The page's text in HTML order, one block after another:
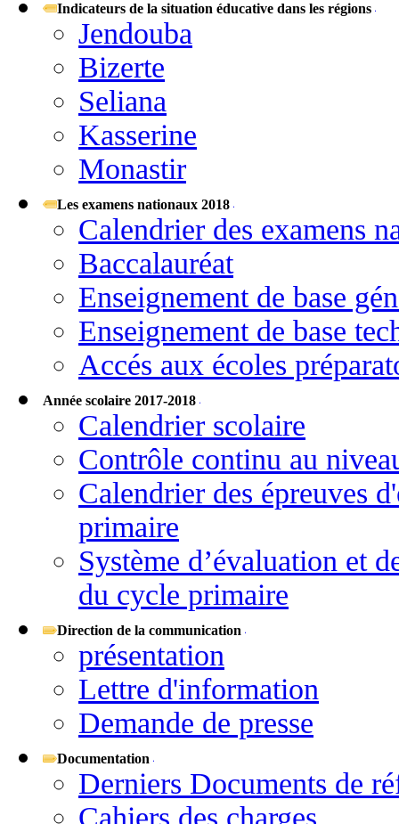
Indicateurs de la situation éducative dans les régions
Jendouba
Bizerte
Seliana
Kasserine
Monastir
Les examens nationaux 2018
Calendrier des examens
Baccalauréat
Enseignement de base
Enseignement de base
Accés aux écoles
Année scolaire 2017-2018
Calendrier scolaire
Contrôle continu au
Calendrier des épreuves
primaire
Système d’évaluation et
du cycle primaire
Direction de la communication
présentation
Lettre d'information
Demande de presse
Documentation
Derniers Documents de
Cahiers des charges